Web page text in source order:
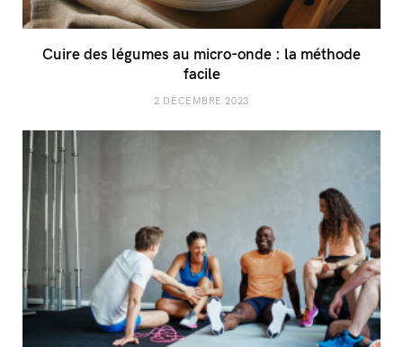
Cuire des légumes au micro-onde : la méthode
facile
2 DÉCEMBRE 2023